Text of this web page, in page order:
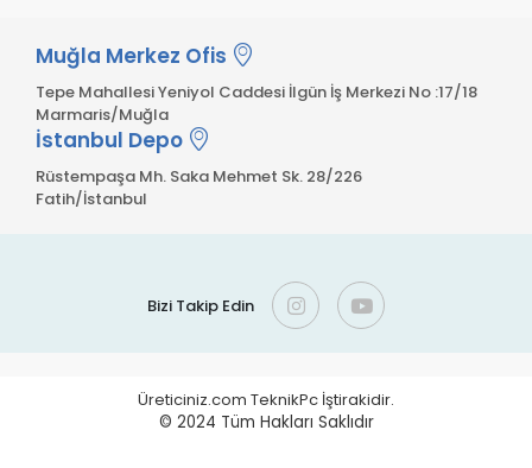
Muğla Merkez Ofis
Tepe Mahallesi Yeniyol Caddesi İlgün İş Merkezi No :17/18
Marmaris/Muğla
İstanbul Depo
Rüstempaşa Mh. Saka Mehmet Sk. 28/226
Fatih/İstanbul
Bizi Takip Edin
Üreticiniz.com TeknikPc İştirakidir.
© 2024 Tüm Hakları Saklıdır